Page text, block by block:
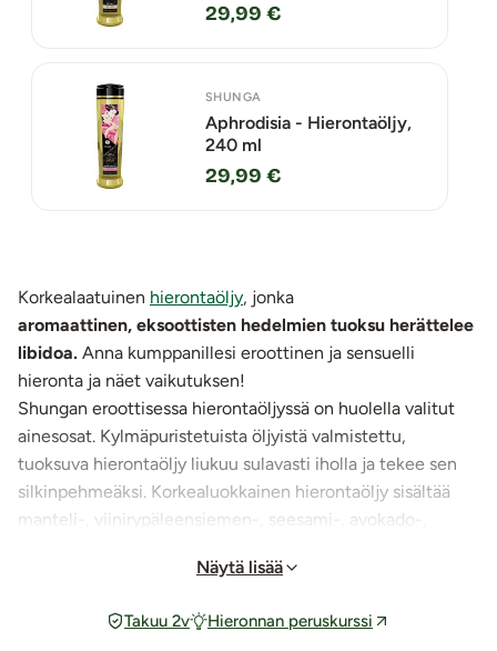
29,99 €
SHUNGA
Aphrodisia - Hierontaöljy,
240 ml
29,99 €
Korkealaatuinen hierontaöljy, jonka
aromaattinen, eksoottisten hedelmien tuoksu herättelee
libidoa. Anna kumppanillesi eroottinen ja sensuelli
hieronta ja näet vaikutuksen!
Shungan eroottisessa hierontaöljyssä on huolella valitut
ainesosat. Kylmäpuristetuista öljyistä valmistettu,
tuoksuva hierontaöljy liukuu sulavasti iholla ja tekee sen
silkinpehmeäksi. Korkealuokkainen hierontaöljy sisältää
manteli-, viinirypäleensiemen-, seesami-, avokado-,
Se on erittäin riittoisaa eikä tahmaa.
miellyttävän ja nautinnollisen käyttää. Laadukas öljy ei
Näytä lisää
Takuu 2v Hieronnan peruskurssi